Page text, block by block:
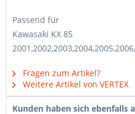
Passend für
Kawasaki KX 85
Fragen zum Artikel?
Weitere Artikel von VERTEX
Kunden haben sich ebenfalls